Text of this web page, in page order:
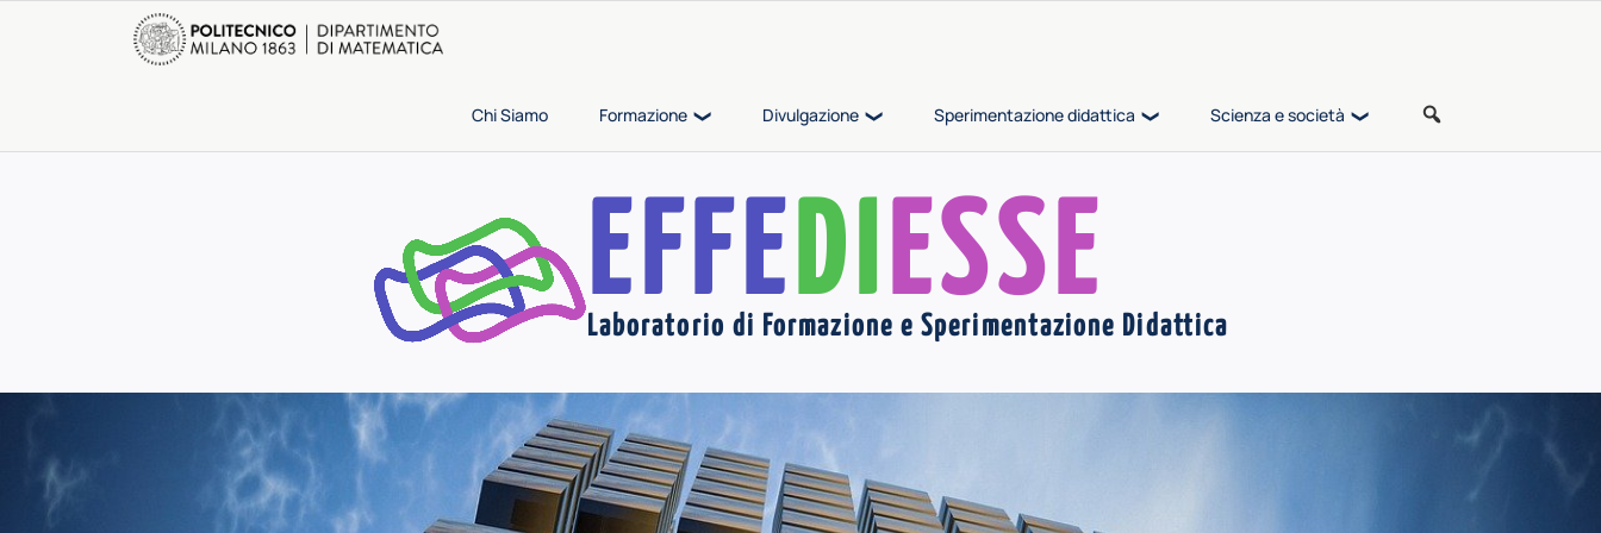
Chi Siamo Formazione Divulgazione Sperimentazione didattica Scienza e società
EFFEDIESSE
Laboratorio di Formazione e Sperimentazione Didattica